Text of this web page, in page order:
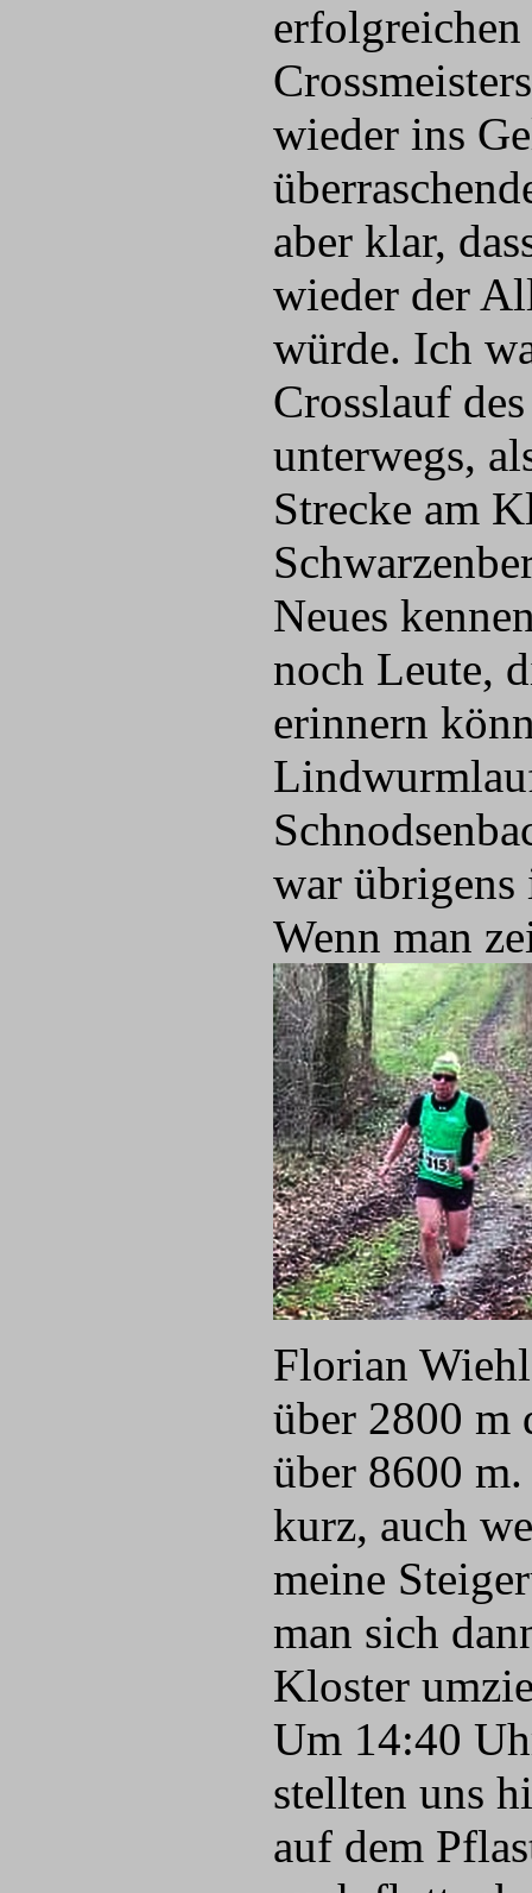
wieder ins
aber klar,
wieder der
würde. Ich
Crosslauf
unterwegs,
Strecke am
Neues
noch Leute,
erinnern
war übrigens
Wenn man
Florian
über 2800 m
über 8600
kurz, auch
meine
man sich
Kloster
Um 14:40
stellten uns
auf dem